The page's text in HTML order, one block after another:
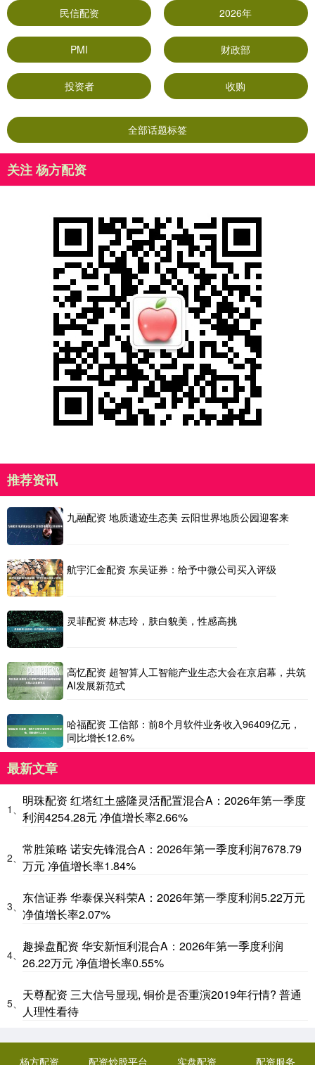
民信配资 2026年
PMI 财政部
投资者 收购
全部话题标签
关注 杨方配资
推荐资讯
九融配资 地质遗迹生态美 云阳世界地质公园迎客来
航宇汇金配资 东吴证券：给予中微公司买入评级
灵菲配资 林志玲，肤白貌美，性感高挑
高忆配资 超智算人工智能产业生态大会在京启幕，共筑
AI发展新范式
哈福配资 工信部：前8个月软件业务收入96409亿元，
同比增长12.6%
最新文章
1、
明珠配资 红塔红土盛隆灵活配置混合A：2026年第一季度
利润4254.28元 净值增长率2.66%
2、
常胜策略 诺安先锋混合A：2026年第一季度利润7678.79
万元 净值增长率1.84%
3、
东信证券 华泰保兴科荣A：2026年第一季度利润5.22万元
净值增长率2.07%
4、
趣操盘配资 华安新恒利混合A：2026年第一季度利润
26.22万元 净值增长率0.55%
5、
天尊配资 三大信号显现, 铜价是否重演2019年行情? 普通
人理性看待
杨方配资 配资炒股平台 实盘配资 配资服务